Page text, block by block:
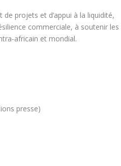
projets et d’appui à la liquidité,
commerciale, à soutenir les
africain et mondial.
presse)